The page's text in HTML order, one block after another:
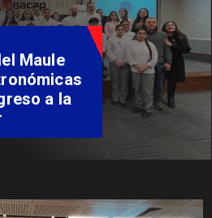
Maule
a la